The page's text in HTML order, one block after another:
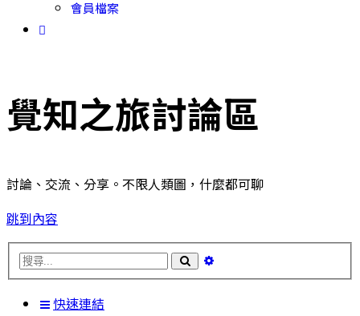
會員檔案
覺知之旅討論區
討論、交流、分享。不限人類圖，什麼都可聊
跳到內容
尋
階
快速連結